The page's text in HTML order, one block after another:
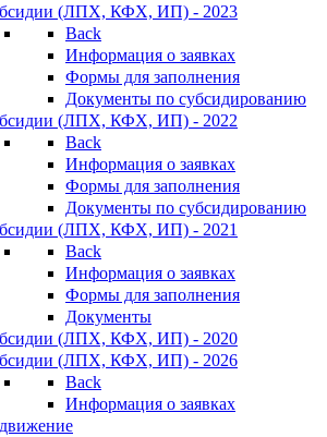
(ЛПХ, КФХ, ИП) - 2023
Back
Информация о заявках
Формы для заполнения
Документы по субсидированию
(ЛПХ, КФХ, ИП) - 2022
Back
Информация о заявках
Формы для заполнения
Документы по субсидированию
(ЛПХ, КФХ, ИП) - 2021
Back
Информация о заявках
Формы для заполнения
Документы
(ЛПХ, КФХ, ИП) - 2020
(ЛПХ, КФХ, ИП) - 2026
Back
Информация о заявках